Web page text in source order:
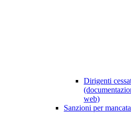
Dirigenti
web)
Sanzioni per